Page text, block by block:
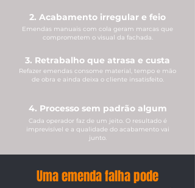
2. Acabamento irregular e feio
Emendas manuais com cola geram marcas que
comprometem o visual da fachada.
3. Retrabalho que atrasa e custa
Refazer emendas consome material, tempo e mão
de obra e ainda deixa o cliente insatisfeito.
4. Processo sem padrão algum
Cada operador faz de um jeito. O resultado é
imprevisível e a qualidade do acabamento vai
junto.
Uma emenda falha pode